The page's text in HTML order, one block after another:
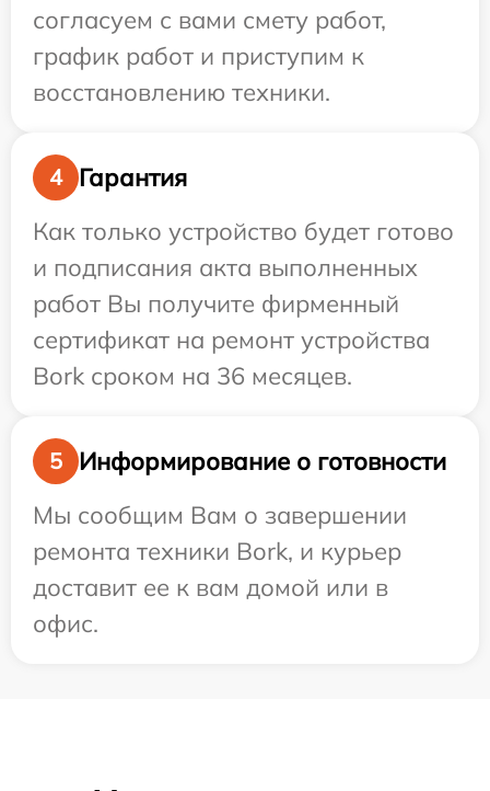
согласуем с вами смету работ,
график работ и приступим к
восстановлению техники.
4
Гарантия
Как только устройство будет готово
и подписания акта выполненных
работ Вы получите фирменный
сертификат на ремонт устройства
Bork сроком на 36 месяцев.
5
Информирование о готовности
Мы сообщим Вам о завершении
ремонта техники Bork, и курьер
доставит ее к вам домой или в
офис.